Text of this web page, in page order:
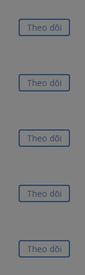
Theo dõi
Theo dõi
Theo dõi
Theo dõi
Theo dõi